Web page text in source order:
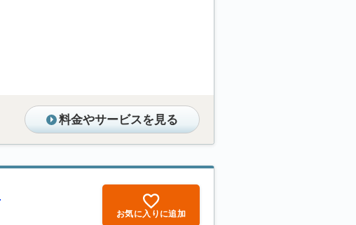
料金やサービスを見る
お気に入りに追加